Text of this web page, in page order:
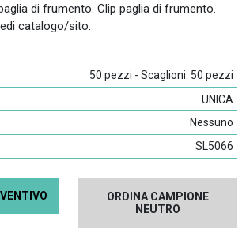
di frumento. Clip paglia di frumento.
catalogo/sito.
50 pezzi - Scaglioni: 50 pezzi
UNICA
Nessuno
SL5066
ORDINA CAMPIONE
NEUTRO